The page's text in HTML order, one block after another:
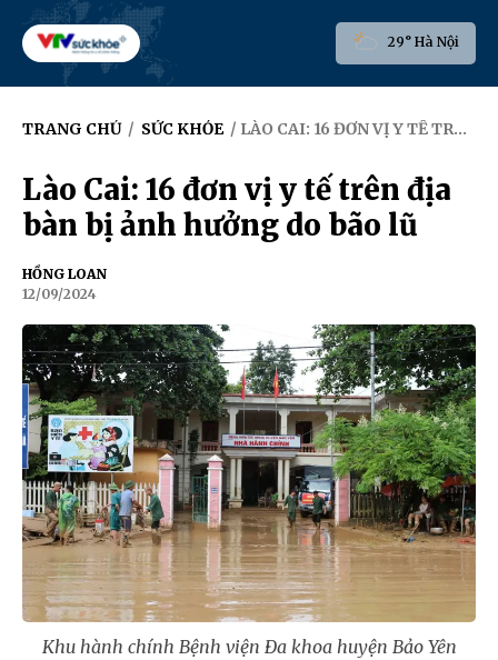
29° Hà Nội
TRANG CHỦ / SỨC KHỎE / LÀO CAI: 16 ĐƠN VỊ Y TẾ TRÊN ĐỊA BÀN BỊ ẢNH HƯỞNG DO BÃO LŨ
Lào Cai: 16 đơn vị y tế trên địa
bàn bị ảnh hưởng do bão lũ
HỒNG LOAN
12/09/2024
Khu hành chính Bệnh viện Đa khoa huyện Bảo Yên